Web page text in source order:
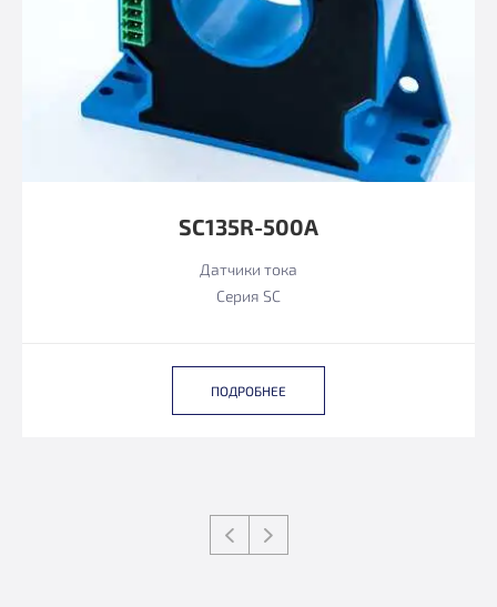
SC135R-500A
Датчики тока
Серия SC
ПОДРОБНЕЕ